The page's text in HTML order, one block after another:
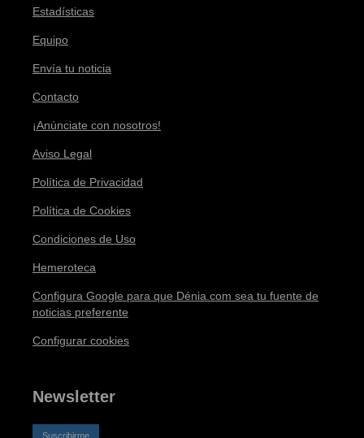
Estadísticas
Equipo
Envía tu noticia
Contacto
¡Anúnciate con nosotros!
Aviso Legal
Política de Privacidad
Política de Cookies
Condiciones de Uso
Hemeroteca
Configura Google para que Dénia.com sea tu fuente de
noticias preferente
Configurar cookies
Newsletter
Suscribirme